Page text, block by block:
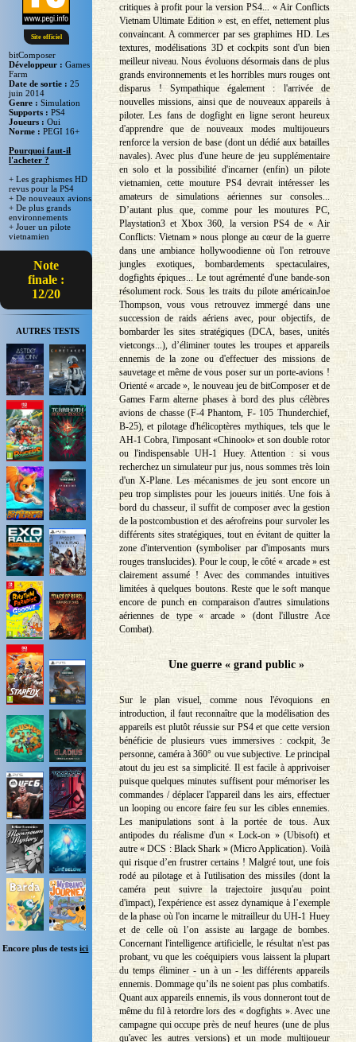
Site officiel
bitComposer
Développeur :Games
Farm
Date de sortie :25
juin 2014
Genre :Simulation
Supports :PS4
Joueurs :Oui
Norme :PEGI 16+
Pourquoi faut-il
l'acheter ?
+ Les graphismes HD
revus pour la PS4
+ De nouveaux avions
+ De plus grands
environnements
+ Jouer un pilote
vietnamien
Note
finale :
12/20
AUTRES TESTS
Encore plus de testsici
critiques à profit pour la version PS4... « Air Conflicts
Vietnam Ultimate Edition » est, en effet, nettement plus
convaincant. A commercer par ses graphimes HD. Les
textures, modélisations 3D et cockpits sont d'un bien
meilleur niveau. Nous évoluons désormais dans de plus
grands environnements et les horribles murs rouges ont
disparus ! Sympathique également : l'arrivée de
nouvelles missions, ainsi que de nouveaux appareils à
piloter. Les fans de dogfight en ligne seront heureux
d'apprendre que de nouveaux modes multijoueurs
renforce la version de base (dont un dédié aux batailles
navales). Avec plus d'une heure de jeu supplémentaire
en solo et la possibilité d'incarner (enfin) un pilote
vietnamien, cette mouture PS4 devrait intéresser les
amateurs de simulations aériennes sur consoles...
D’autant plus que, comme pour les moutures PC,
Playstation3 et Xbox 360, la version PS4 de « Air
Conflicts: Vietnam » nous plonge au cœur de la guerre
dans une ambiance hollywoodienne où l'on retrouve
jungles exotiques, bombardements spectaculaires,
dogfights épiques... Le tout agrémenté d'une bande-son
résolument rock. Sous les traits du pilote américainJoe
Thompson, vous vous retrouvez immergé dans une
succession de raids aériens avec, pour objectifs, de
bombarder les sites stratégiques (DCA, bases, unités
vietcongs...), d’éliminer toutes les troupes et appareils
ennemis de la zone ou d'effectuer des missions de
sauvetage et même de vous poser sur un porte-avions !
Orienté « arcade », le nouveau jeu de bitComposer et de
Games Farm alterne phases à bord des plus célèbres
avions de chasse (F-4 Phantom, F- 105 Thunderchief,
B-25), et pilotage d'hélicoptères mythiques, tels que le
AH-1 Cobra, l'imposant «Chinook» et son double rotor
ou l'indispensable UH-1 Huey. Attention : si vous
recherchez un simulateur pur jus, nous sommes très loin
d'un X-Plane. Les mécanismes de jeu sont encore un
peu trop simplistes pour les joueurs initiés. Une fois à
bord du chasseur, il suffit de composer avec la gestion
de la postcombustion et des aérofreins pour survoler les
différents sites stratégiques, tout en évitant de quitter la
zone d'intervention (symboliser par d'imposants murs
rouges translucides). Pour le coup, le côté « arcade » est
clairement assumé ! Avec des commandes intuitives
limitées à quelques boutons. Reste que le soft manque
encore de punch en comparaison d'autres simulations
aériennes de type « arcade » (dont l'illustre Ace
Combat).
Une guerre « grand public »
Sur le plan visuel, comme nous l'évoquions en
introduction, il faut reconnaître que la modélisation des
appareils est plutôt réussie sur PS4 et que cette version
bénéficie de plusieurs vues immersives : cockpit, 3e
personne, caméra à 360° ou vue subjective. Le principal
atout du jeu est sa simplicité. Il est facile à apprivoiser
puisque quelques minutes suffisent pour mémoriser les
commandes / déplacer l'appareil dans les airs, effectuer
un looping ou encore faire feu sur les cibles ennemies.
Les manipulations sont à la portée de tous. Aux
antipodes du réalisme d'un « Lock-on » (Ubisoft) et
autre « DCS : Black Shark » (Micro Application). Voilà
qui risque d’en frustrer certains ! Malgré tout, une fois
rodé au pilotage et à l'utilisation des missiles (dont la
caméra peut suivre la trajectoire jusqu'au point
d'impact), l'expérience est assez dynamique à l’exemple
de la phase où l'on incarne le mitrailleur du UH-1 Huey
et de celle où l’on assiste au largage de bombes.
Concernant l'intelligence artificielle, le résultat n'est pas
probant, vu que les coéquipiers vous laissent la plupart
du temps éliminer - un à un - les différents appareils
ennemis. Dommage qu’ils ne soient pas plus combatifs.
Quant aux appareils ennemis, ils vous donneront tout de
même du fil à retordre lors des « dogfights ». Avec une
campagne qui occupe près de neuf heures (une de plus
qu'avec les autres versions) et un mode multijoueur